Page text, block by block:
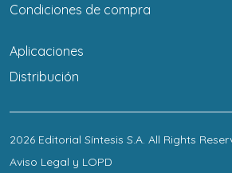
Condiciones de compra
Aplicaciones
Distribución
2026 Editorial Síntesis S.A. All Rights
Aviso Legal y LOPD